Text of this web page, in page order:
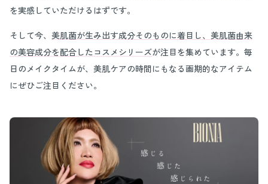
を実感していただけるはずです。
そして今、 美肌菌が生み出す成分そのものに着目し、美肌菌由来
の美容成分を配合したコスメシリーズが注目を集めています。毎
日のメイクタイムが、美肌ケアの時間にもなる画期的なアイテム
にぜひご注目ください。